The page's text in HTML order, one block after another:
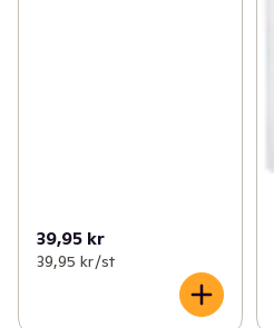
39,95 kr
39,95 kr /st